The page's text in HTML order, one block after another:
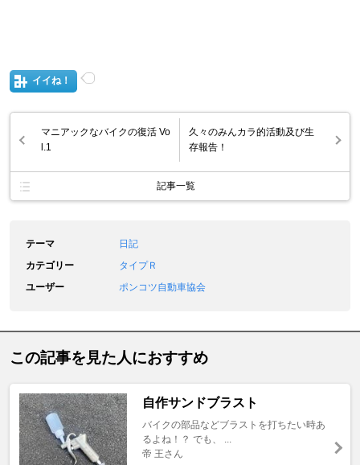
イイね！
マニアックなバイクの復活 Vo
l.1
久々のみんカラ的活動及び生
存報告！
記事一覧
テーマ
日記
カテゴリー
タイプＲ
ユーザー
ポンコツ自動車協会
この記事を見た人におすすめ
自作サンドブラスト
バイクの部品などブラストを打ちたい時あ
るよね！？ でも、 ...
帝 王さん